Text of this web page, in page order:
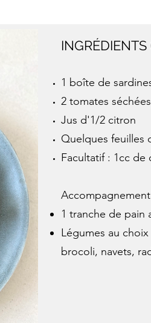
INGRÉDIENTS
1 boîte de
2 tomates
Jus d'1/2 citron
Quelques feuilles
Facultatif : 1cc de
1 tranche de pain
Légumes au
brocoli, navets,